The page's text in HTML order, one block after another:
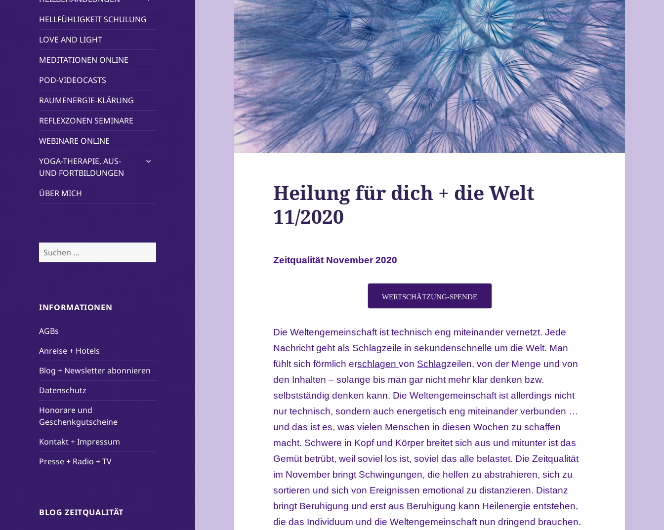
öffnen
HELLFÜHLIGKEIT SCHULUNG
LOVE AND LIGHT
MEDITATIONEN ONLINE
POD-VIDEOCASTS
RAUMENERGIE-KLÄRUNG
REFLEXZONEN SEMINARE
WEBINARE ONLINE
YOGA-THERAPIE, AUS-
UND FORTBILDUNGEN
untermenü
ÜBER MICH
Suchen
nach:
INFORMATIONEN
AGBs
Anreise + Hotels
Blog + Newsletter abonnieren
Datenschutz
Honorare und
Geschenkgutscheine
Kontakt + Impressum
Presse + Radio + TV
BLOG ZEITQUALITÄT
Heilung für dich + die Welt
11/2020
Zeitqualität November 2020
WERTSCHÄTZUNG-SPENDE
Die Weltengemeinschaft ist technisch eng miteinander vernetzt. Jede
Nachricht geht als Schlagzeile in sekundenschnelle um die Welt. Man
fühlt sich förmlich erschlagenvon Schlagzeilen, von der Menge und von
den Inhalten – solange bis man gar nicht mehr klar denken bzw.
selbstständig denken kann. Die Weltengemeinschaft ist allerdings nicht
nur technisch, sondern auch energetisch eng miteinander verbunden …
und das ist es, was vielen Menschen in diesen Wochen zu schaffen
macht. Schwere in Kopf und Körper breitet sich aus und mitunter ist das
Gemüt betrübt, weil soviel los ist, soviel das alle belastet. Die Zeitqualität
im November bringt Schwingungen, die helfen zu abstrahieren, sich zu
sortieren und sich von Ereignissen emotional zu distanzieren. Distanz
bringt Beruhigung und erst aus Beruhigung kann Heilenergie entstehen,
die das Individuum und die Weltengemeinschaft nun dringend brauchen.